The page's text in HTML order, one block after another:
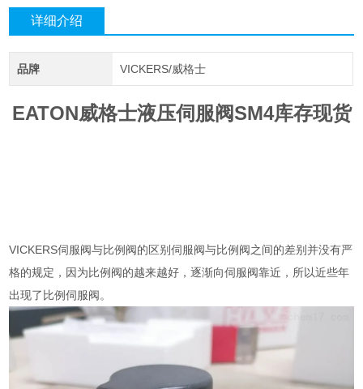
详细介绍
品牌 VICKERS/威格士
EATON威格士液压伺服阀SM4库存现货
VICKERS伺服阀与比例阀的区别伺服阀与比例阀之间的差别并没有严
格的规定，因为比例阀的越来越好，逐渐向伺服阀靠近，所以近些年
出现了比例伺服阀。